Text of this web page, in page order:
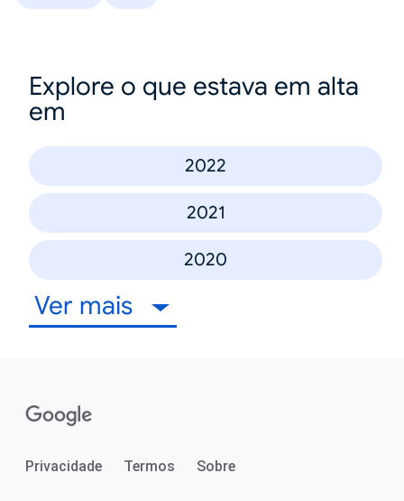
Explore o que estava em alta
em
2022
2021
2020
Ver mais
Privacidade Termos Sobre